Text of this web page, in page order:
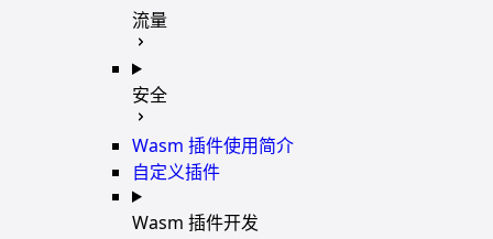
流量
安全
Wasm 插件使用简介
自定义插件
Wasm 插件开发